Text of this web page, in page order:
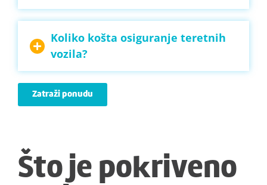
Koliko košta osiguranje teretnih
vozila?
Zatraži ponudu
Što je pokriveno